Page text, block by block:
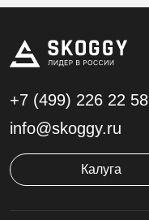
+7 (499) 226 22 58
info@skoggy.ru
Калуга